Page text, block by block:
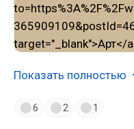
Показать полностью
6 2 1